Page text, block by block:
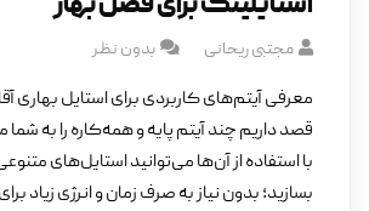
مجتبی ریحانی بدون نظر
معرفی آیتم‌های کاربردی برای استایل بهاری
قصد داریم چند آیتم پایه و همه‌کاره را به
با استفاده از آن‌ها می‌توانید استایل‌های
بسازید؛ بدون نیاز به صرف زمان و انرژی زیاد